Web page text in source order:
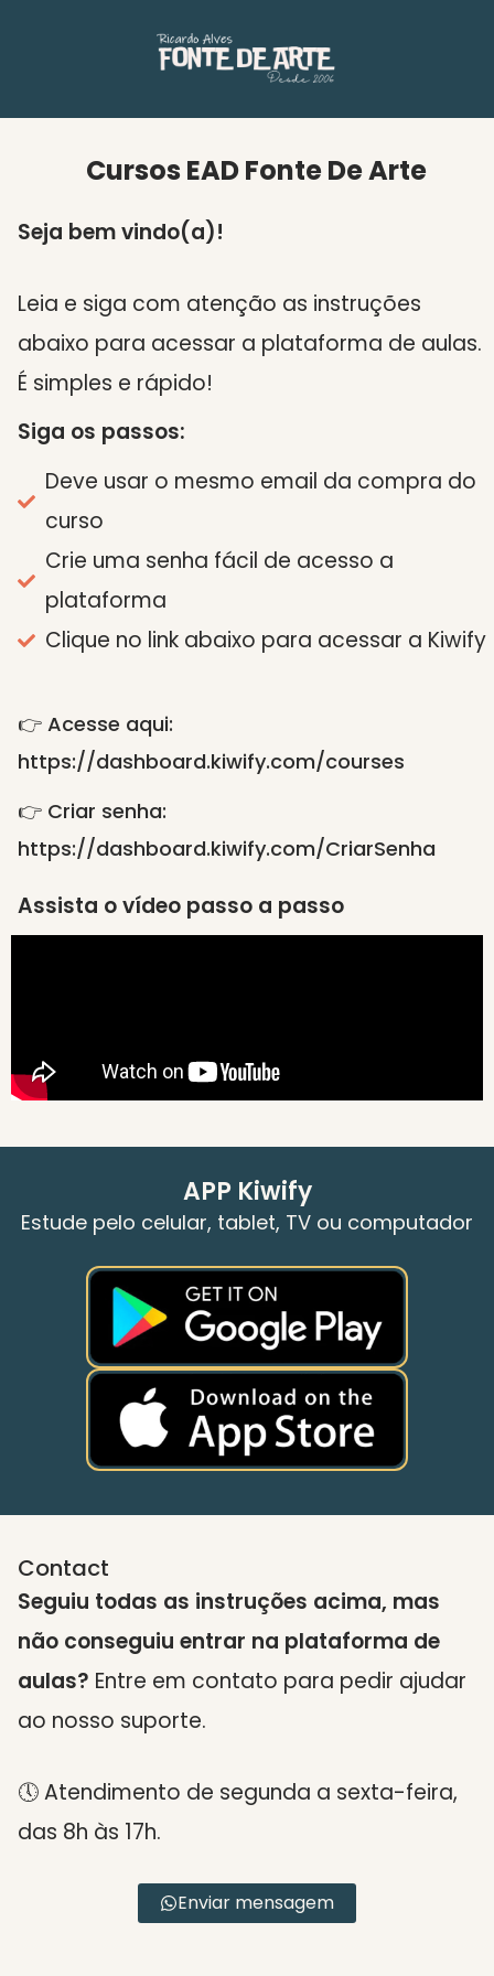
Cursos EAD Fonte De Arte
Seja bem vindo(a)!
Leia e siga com atenção as instruções
abaixo para acessar a plataforma de aulas.
É simples e rápido!
Siga os passos:
Deve usar o mesmo email da compra do
curso
Crie uma senha fácil de acesso a
plataforma
Clique no link abaixo para acessar a Kiwify
👉 Acesse aqui:
https://dashboard.kiwify.com/courses
👉 Criar senha:
https://dashboard.kiwify.com/CriarSenha
Assista o vídeo passo a passo
APP Kiwify
Estude pelo celular, tablet, TV ou computador
Contact
Seguiu todas as instruções acima, mas
não conseguiu entrar na plataforma de
aulas? Entre em contato para pedir ajudar
ao nosso suporte.
🕔 Atendimento de segunda a sexta-feira,
das 8h às 17h.
Enviar mensagem